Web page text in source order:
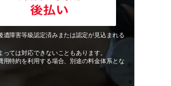
障害等級認定済みまたは認定が見込まれる
ては対応できないこともあります。
特約を利用する場合、別途の料金体系とな